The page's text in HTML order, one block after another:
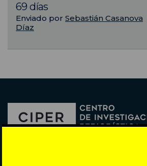
69 días
Enviado por Sebastián Casanova
Díaz